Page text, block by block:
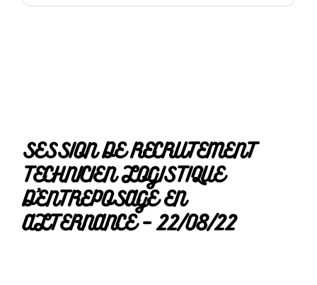
SESSION DE RECRUTEMENT
TECHNICIEN LOGISTIQUE
D’ENTREPOSAGE EN
ALTERNANCE – 22/08/22